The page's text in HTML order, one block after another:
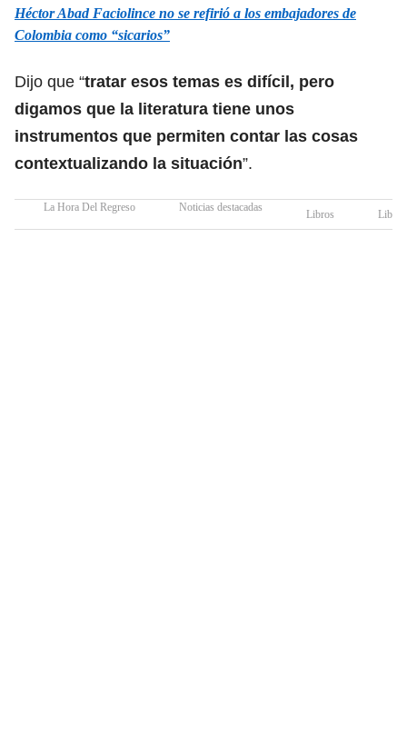
Héctor Abad Faciolince no se refirió a los embajadores de
Colombia como “sicarios”
Dijo que “tratar esos temas es difícil, pero
digamos que la literatura tiene unos
instrumentos que permiten contar las cosas
contextualizando la situación”.
La Hora Del Regreso Noticias destacadas
Libros Libros